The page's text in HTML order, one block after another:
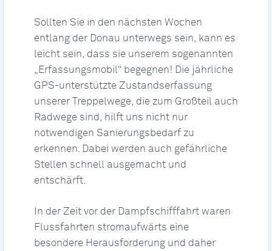
Sollten Sie in den nächsten Wochen
entlang der Donau unterwegs sein, kann es
leicht sein, dass sie unserem sogenannten
„Erfassungsmobil“ begegnen! Die jährliche
GPS-unterstützte Zustandserfassung
unserer Treppelwege, die zum Großteil auch
Radwege sind, hilft uns nicht nur
notwendigen Sanierungsbedarf zu
erkennen. Dabei werden auch gefährliche
Stellen schnell ausgemacht und
entschärft.
In der Zeit vor der Dampfschifffahrt waren
Flussfahrten stromaufwärts eine
besondere Herausforderung und daher